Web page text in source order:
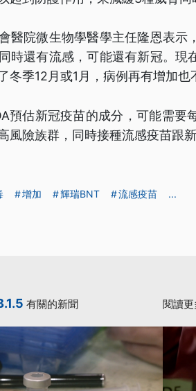
醫院微生物學醫學主任隆恩表
時還有流感，可能還有新冠。現
冬季12月或1月，病例再有增加也
預估新冠疫苗的成分，可能需
風險族群，同時接種流感疫苗跟新
增加 輝瑞BNT 流感疫苗 ...
有關的新聞 閱讀更